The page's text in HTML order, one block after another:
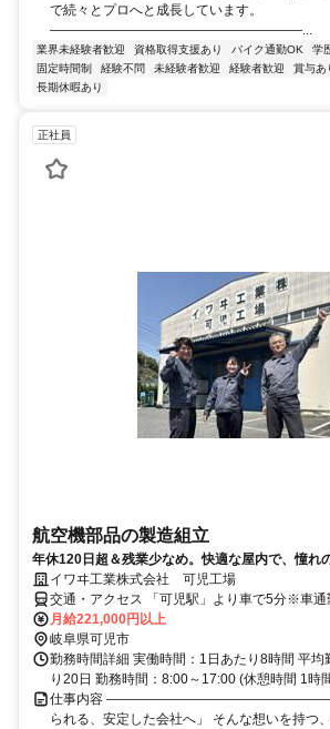
で続々とプロへと成長しています。
―――――――――――――――――――...
業界未経験者歓迎 資格取得支援あり バイク通勤OK 学
固定時間制
経験不問 未経験者歓迎 経験者歓迎 賞与あ
長期休暇あり
正社員
航空機部品の製造組立
年休120日超＆残業少なめ。快適な屋内で、憧れ
イワヰ工業株式会社 可児工場
交通・アクセス 「可児駅」より車で5分※車通
月給221,000円以上
岐阜県可児市
勤務時間詳細 実働時間：1日あたり8時間 平均
り20日 勤務時間：8:00～17:00 (休憩時間 1時
仕事内容
られる、安定した会社へ」 そんな想いを持つ